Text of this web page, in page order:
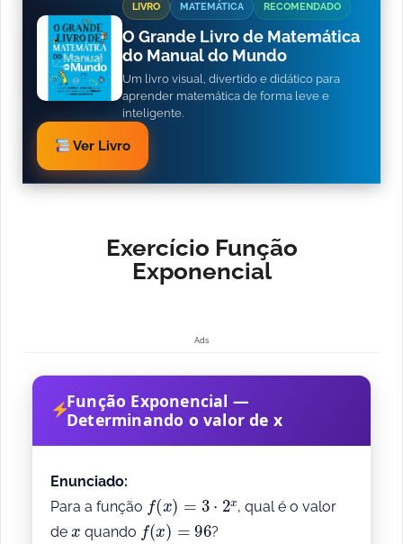
LIVRO MATEMÁTICA RECOMENDADO
O Grande Livro de Matemática
do Manual do Mundo
Um livro visual, divertido e didático para
aprender matemática de forma leve e
inteligente.
Ver Livro
Exercício Função
Exponencial
Ads
Função Exponencial —
Determinando o valor de x
Enunciado:
Para a função
(x = x
, qual é o valor
de
quando
(x ) =96
?